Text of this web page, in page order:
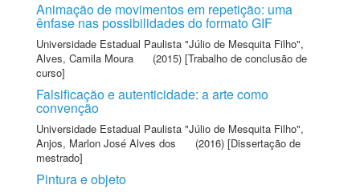
Animação de movimentos em repetição: uma
ênfase nas possibilidades do formato GIF
Universidade Estadual Paulista "Júlio de Mesquita Filho",
Alves, Camila Moura
(2015) [Trabalho de conclusão de
curso]
Falsificação e autenticidade: a arte como
convenção
Universidade Estadual Paulista "Júlio de Mesquita Filho",
Anjos, Marlon José Alves dos
(2016) [Dissertação de
mestrado]
Pintura e objeto